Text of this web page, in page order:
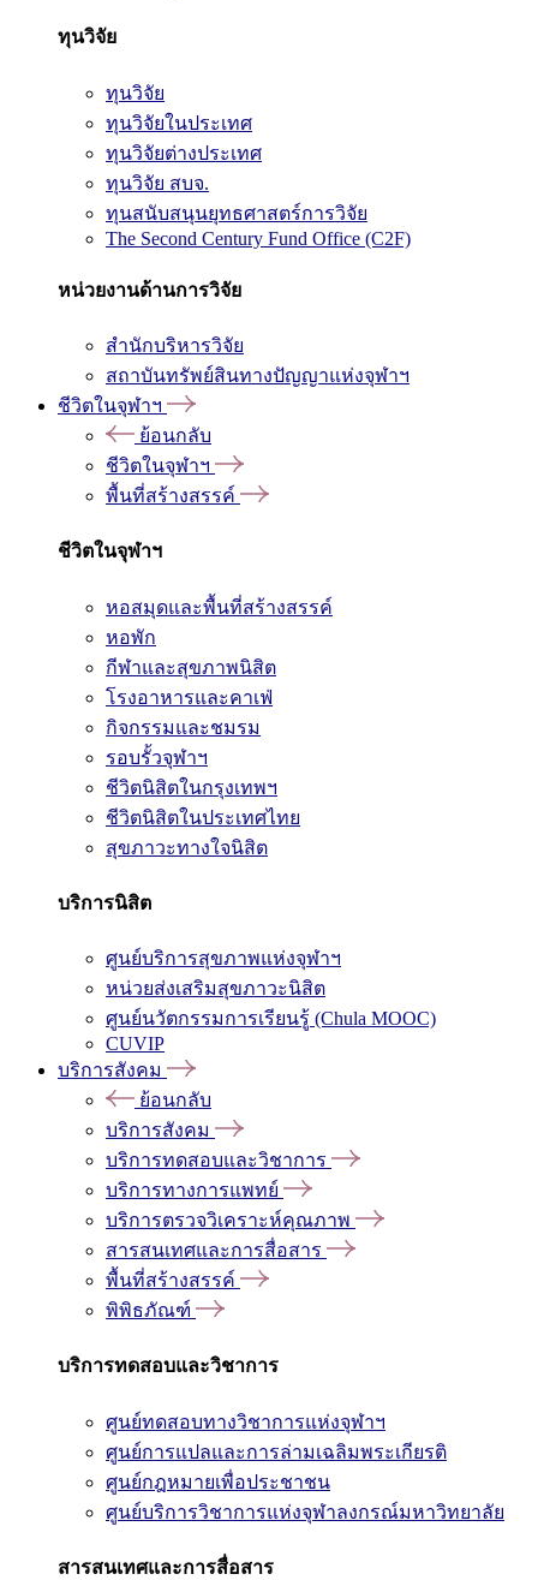
ทุนวิจัย
ทุนวิจัย
ทุนวิจัยในประเทศ
ทุนวิจัยต่างประเทศ
ทุนวิจัย สบจ.
ทุนสนับสนุนยุทธศาสตร์การวิจัย
The Second Century Fund Office (C2F)
หน่วยงานด้านการวิจัย
สำนักบริหารวิจัย
สถาบันทรัพย์สินทางปัญญาแห่งจุฬาฯ
ชีวิตในจุฬาฯ
ย้อนกลับ
ชีวิตในจุฬาฯ
พื้นที่สร้างสรรค์
ชีวิตในจุฬาฯ
หอสมุดและพื้นที่สร้างสรรค์
หอพัก
กีฬาและสุขภาพนิสิต
โรงอาหารและคาเฟ่
กิจกรรมและชมรม
รอบรั้วจุฬาฯ
ชีวิตนิสิตในกรุงเทพฯ
ชีวิตนิสิตในประเทศไทย
สุขภาวะทางใจนิสิต
บริการนิสิต
ศูนย์บริการสุขภาพแห่งจุฬาฯ
หน่วยส่งเสริมสุขภาวะนิสิต
ศูนย์นวัตกรรมการเรียนรู้ (Chula MOOC)
CUVIP
บริการสังคม
ย้อนกลับ
บริการสังคม
บริการทดสอบและวิชาการ
บริการทางการแพทย์
บริการตรวจวิเคราะห์คุณภาพ
สารสนเทศและการสื่อสาร
พื้นที่สร้างสรรค์
พิพิธภัณฑ์
บริการทดสอบและวิชาการ
ศูนย์ทดสอบทางวิชาการแห่งจุฬาฯ
ศูนย์การแปลและการล่ามเฉลิมพระเกียรติ
ศูนย์กฎหมายเพื่อประชาชน
ศูนย์บริการวิชาการแห่งจุฬาลงกรณ์มหาวิทยาลัย
สารสนเทศและการสื่อสาร